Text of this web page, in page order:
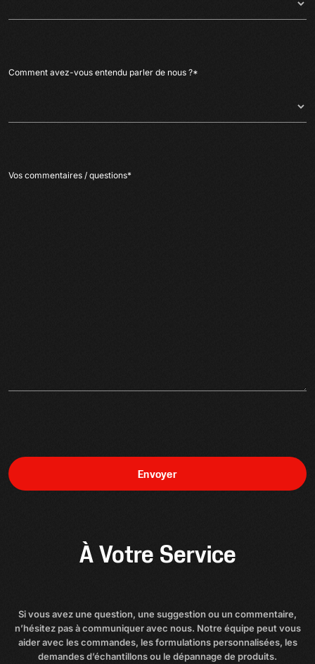
Comment avez-vous entendu parler de nous ?*
Vos commentaires / questions*
Envoyer
À Votre Service
Si vous avez une question, une suggestion ou un commentaire,
n’hésitez pas à communiquer avec nous. Notre équipe peut vous
aider avec les commandes, les formulations personnalisées, les
demandes d’échantillons ou le dépannage de produits.